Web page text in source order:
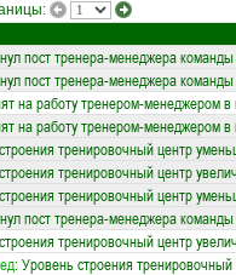
пост тренера-менеджера
пост тренера-менеджера
на работу тренером-менеджером
на работу тренером-менеджером
тренировочный центр
тренировочный центр
тренировочный центр
пост тренера-менеджера
тренировочный центр
: Уровень строения